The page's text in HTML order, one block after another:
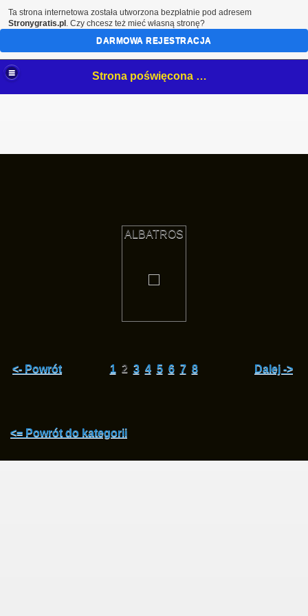
Strona poświęcona mojemu hobby- białostockim NeOnOm.
ALBATROS
<- Powrót 1 2 3 4 5 6 7 8 Dalej ->
<= Powrót do kategorii
Ta strona internetowa została utworzona bezpłatnie pod adresem
Stronygratis.pl . Czy chcesz też mieć własną stronę?
DARMOWA REJESTRACJA